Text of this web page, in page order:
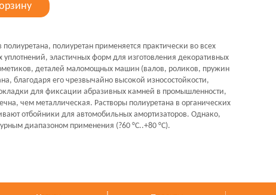
полиуретан применяется практически во всех
эластичных форм для изготовления декоративных
деталей маломощных машин (валов, роликов, пружин
благодаря его чрезвычайно высокой износостойкости,
для фиксации абразивных камней в промышленности,
чем металлическая. Растворы полиуретана в органических
отбойники для автомобильных амортизаторов. Однако,
диапазоном применения (?60 °С..+80 °С).